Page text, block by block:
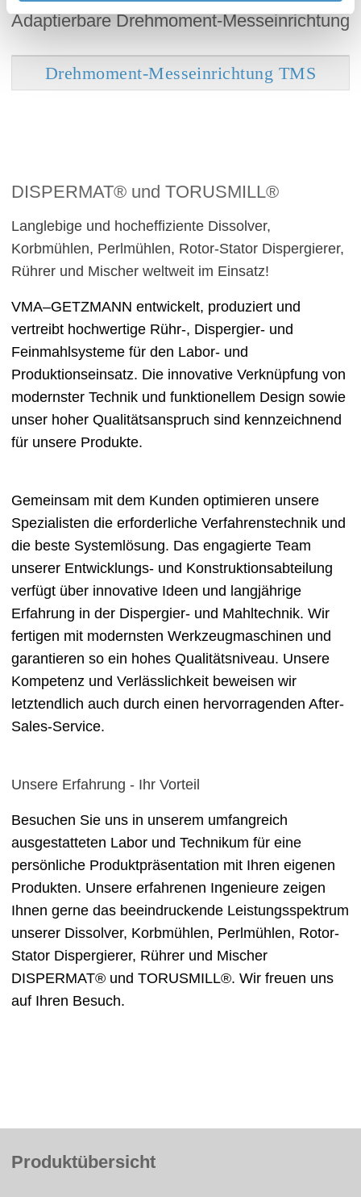
Adaptierbare Drehmoment-Messeinrichtung
Drehmoment-Messeinrichtung TMS
DISPERMAT® und TORUSMILL®
Langlebige und hocheffiziente Dissolver,
Korbmühlen, Perlmühlen, Rotor-Stator Dispergierer,
Rührer und Mischer weltweit im Einsatz!
VMA‒GETZMANN entwickelt, produziert und
vertreibt hochwertige Rühr-, Dispergier- und
Feinmahlsysteme für den Labor- und
Produktionseinsatz. Die innovative Verknüpfung von
modernster Technik und funktionellem Design sowie
unser hoher Qualitätsanspruch sind kennzeichnend
für unsere Produkte.
Gemeinsam mit dem Kunden optimieren unsere
Spezialisten die erforderliche Verfahrenstechnik und
die beste Systemlösung. Das engagierte Team
unserer Entwicklungs- und Konstruktionsabteilung
verfügt über innovative Ideen und langjährige
Erfahrung in der Dispergier- und Mahltechnik. Wir
fertigen mit modernsten Werkzeugmaschinen und
garantieren so ein hohes Qualitätsniveau. Unsere
Kompetenz und Verlässlichkeit beweisen wir
letztendlich auch durch einen hervorragenden After-
Sales-Service.
Unsere Erfahrung - Ihr Vorteil
Besuchen Sie uns in unserem umfangreich
ausgestatteten Labor und Technikum für eine
persönliche Produktpräsentation mit Ihren eigenen
Produkten. Unsere erfahrenen Ingenieure zeigen
Ihnen gerne das beeindruckende Leistungsspektrum
unserer Dissolver, Korbmühlen, Perlmühlen, Rotor-
Stator Dispergierer, Rührer und Mischer
DISPERMAT® und TORUSMILL®. Wir freuen uns
auf Ihren Besuch.
Produktübersicht